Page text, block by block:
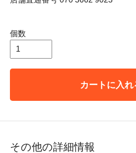
個数
カートに入れ
その他の詳細情報